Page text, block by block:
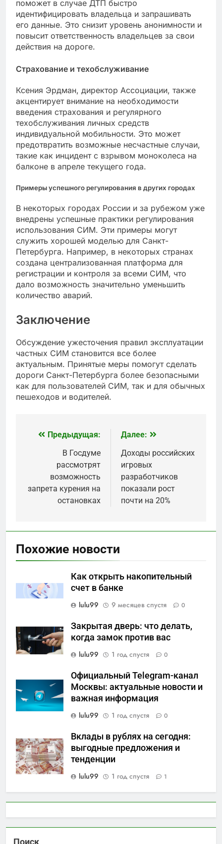
поможет в случае ДТП быстро
идентифицировать владельца и запрашивать
его данные. Это снизит уровень анонимности и
повысит ответственность владельцев за свои
действия на дороге.
Страхование и техобслуживание
Ксения Эрдман, директор Ассоциации, также
акцентирует внимание на необходимости
введения страхования и регулярного
техобслуживания личных средств
индивидуальной мобильности. Это может
предотвратить возможные несчастные случаи,
такие как инцидент с взрывом моноколеса на
балконе в апреле текущего года.
Примеры успешного регулирования в других городах
В некоторых городах России и за рубежом уже
внедрены успешные практики регулирования
использования СИМ. Эти примеры могут
служить хорошей моделью для Санкт-
Петербурга. Например, в некоторых странах
создана централизованная платформа для
регистрации и контроля за всеми СИМ, что
дало возможность значительно уменьшить
количество аварий.
Заключение
Обсуждение ужесточения правил эксплуатации
частных СИМ становится все более
актуальным. Принятые меры помогут сделать
дороги Санкт-Петербурга более безопасными
как для пользователей СИМ, так и для обычных
пешеходов и водителей.
Навигация
записям
Предыдущая:
В Госдуме
рассмотрят
возможность
запрета курения на
остановках
Далее:
Доходы российских
игровых
разработчиков
показали рост
почти на 20%
Похожие новости
Как открыть накопительный
счет в банке
lulu99
9 месяцев спустя 0
Закрытая дверь: что делать,
когда замок против вас
lulu99
1 год спустя 0
Официальный Telegram-канал
Москвы: актуальные новости и
важная информация
lulu99
1 год спустя 0
Вклады в рублях на сегодня:
выгодные предложения и
тенденции
lulu99
1 год спустя 1
Поиск